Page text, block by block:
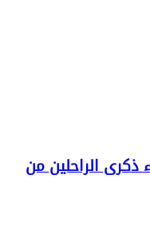
ذكرى الراحلين من